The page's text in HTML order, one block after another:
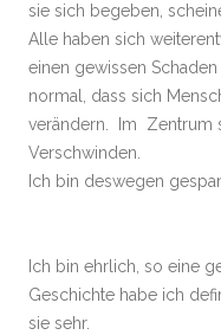
sie sich begeben,
Alle haben sich
einen gewissen
normal, dass sich
verändern. Im Zentrum
Verschwinden.
Ich bin deswegen
Ich bin ehrlich, so eine
Geschichte habe ich
sie sehr.